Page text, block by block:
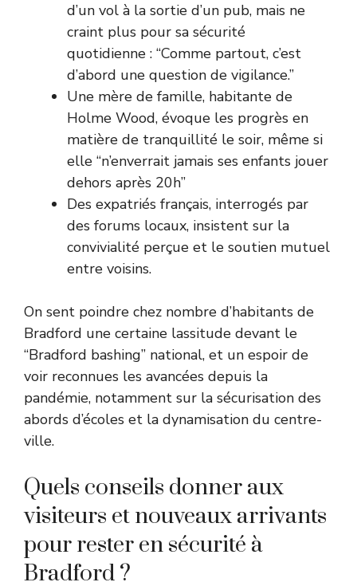
d’un vol à la sortie d’un pub, mais ne
craint plus pour sa sécurité
quotidienne : “Comme partout, c’est
d’abord une question de vigilance.”
Une mère de famille, habitante de
Holme Wood, évoque les progrès en
matière de tranquillité le soir, même si
elle “n’enverrait jamais ses enfants jouer
dehors après 20h”
Des expatriés français, interrogés par
des forums locaux, insistent sur la
convivialité perçue et le soutien mutuel
entre voisins.
On sent poindre chez nombre d’habitants de
Bradford une certaine lassitude devant le
“Bradford bashing” national, et un espoir de
voir reconnues les avancées depuis la
pandémie, notamment sur la sécurisation des
abords d’écoles et la dynamisation du centre-
ville.
Quels conseils donner aux
visiteurs et nouveaux arrivants
pour rester en sécurité à
Bradford ?